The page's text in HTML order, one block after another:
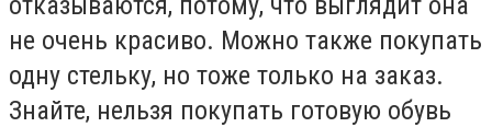
не очень красиво. Можно также покупать
одну стельку, но тоже только на заказ.
Знайте, нельзя покупать готовую обувь